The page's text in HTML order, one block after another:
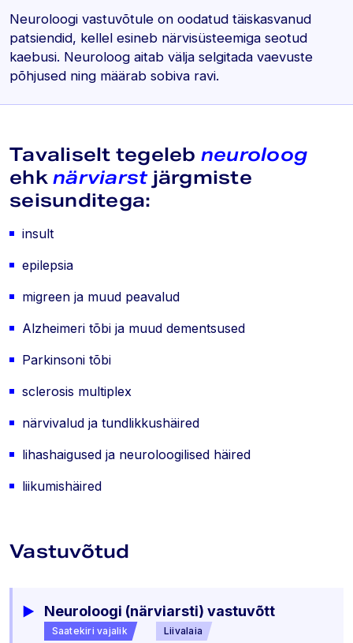
Neuroloogi vastuvõtule on oodatud täiskasvanud
patsiendid, kellel esineb närvisüsteemiga seotud
kaebusi. Neuroloog aitab välja selgitada vaevuste
põhjused ning määrab sobiva ravi.
Tavaliselt tegeleb neuroloog
ehk närviarstjärgmiste
seisunditega:
insult
epilepsia
migreen ja muud peavalud
Alzheimeri tõbi ja muud dementsused
Parkinsoni tõbi
sclerosis multiplex
närvivalud ja tundlikkushäired
lihashaigused ja neuroloogilised häired
liikumishäired
Vastuvõtud
Neuroloogi (närviarsti) vastuvõtt
Saatekiri vajalik Liivalaia